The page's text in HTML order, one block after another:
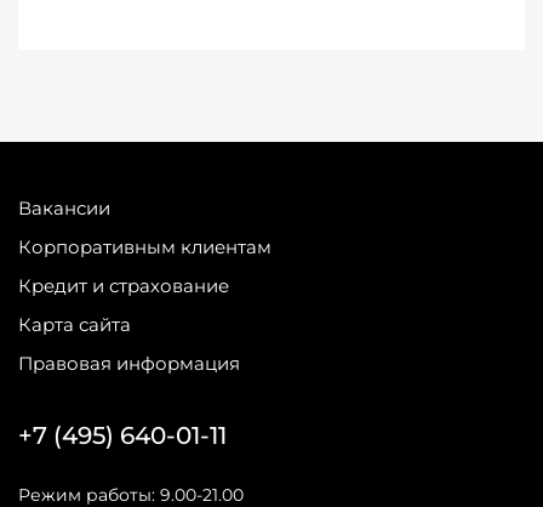
Вакансии
Корпоративным клиентам
Кредит и страхование
Карта сайта
Правовая информация
+7 (495) 640-01-11
Режим работы: 9.00-21.00